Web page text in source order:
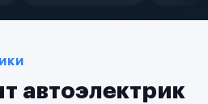
автоэлектрик